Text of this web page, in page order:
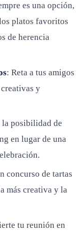
es una opción,
platos favoritos
de herencia
: Reta a tus amigos
y
la posibilidad de
en lugar de una
concurso de tartas
más creativa y la
tu reunión en